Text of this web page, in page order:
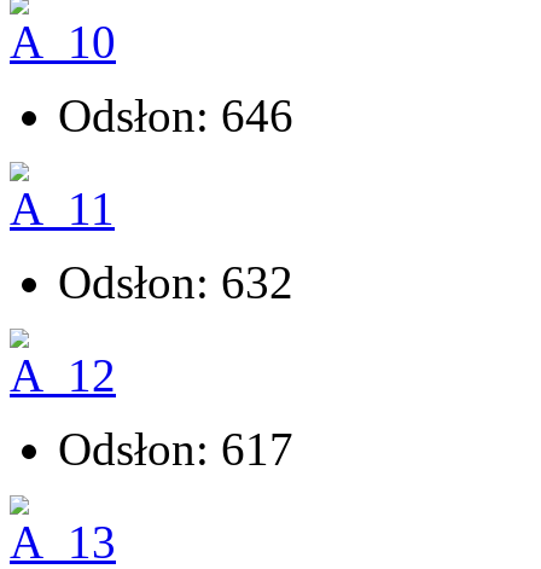
Odsłon: 646
Odsłon: 632
Odsłon: 617